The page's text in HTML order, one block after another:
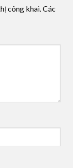
công khai.Các